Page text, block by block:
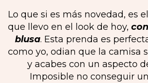
Lo que si es más novedad, es
que llevo en el look de hoy,
blusa. Esta prenda es
como yo, odian que la camisa
y acabes con un aspecto
Imposible no conseguir